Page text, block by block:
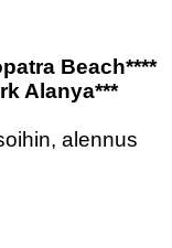
Beach****
Alanya***
alennus